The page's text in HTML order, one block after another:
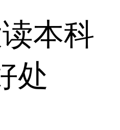
本科
处